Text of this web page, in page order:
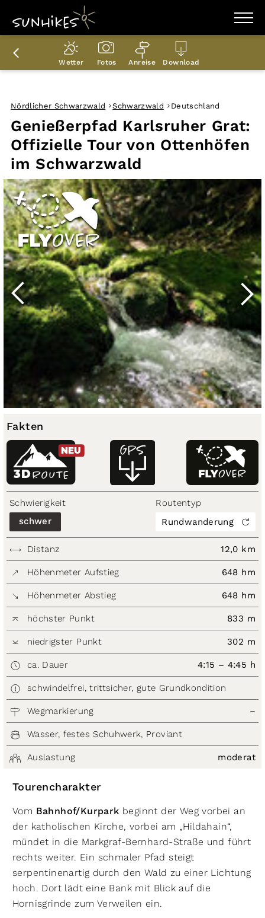
WANDERZIELE
WANDERUNGEN
ENTDECKEN
PLANER
Wetter Fotos Anreise Download
Genießerpfad Karlsruher Grat:
Offizielle Tour von Ottenhöfen
im Schwarzwald
Nördlicher Schwarzwald Schwarzwald Deutschland
Fakten
ROUTE
3D
NEU
Schwierigkeit
schwer
Routentyp
Rundwanderung
Distanz 12,0 km
Höhenmeter Aufstieg 648 hm
Höhenmeter Abstieg 648 hm
höchster Punkt 833 m
niedrigster Punkt 302 m
ca. Dauer 4:15 – 4:45 h
schwindelfrei, trittsicher, gute Grundkondition
Wegmarkierung –
Wasser, festes Schuhwerk, Proviant
Auslastung moderat
Tourencharakter
Vom Bahnhof/Kurpark beginnt der Weg vorbei an
der katholischen Kirche, vorbei am „Hildahain“,
mündet in die Markgraf-Bernhard-Straße und führt
rechts weiter. Ein schmaler Pfad steigt
serpentinenartig durch den Wald zu einer Lichtung
hoch. Dort lädt eine Bank mit Blick auf die
Hornisgrinde zum Verweilen ein.